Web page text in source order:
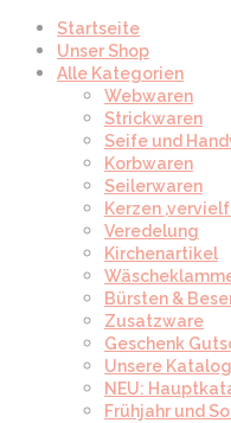
Startseite
Unser Shop
Alle Kategorien
Webwaren
Strickwaren
Seife und
Korbwaren
Seilerwaren
Kerzen
Veredelung
Kirchenartikel
Bürsten &
Zusatzware
Geschenk
Unsere
NEU:
Frühjahr und